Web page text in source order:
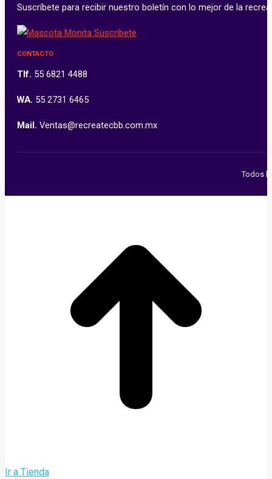
Suscríbete para recibir nuestro boletín con lo mejor de la
CONTACTO
Tlf. 55 6821 4488
WA. 55 2731 6465
Mail. Ventas@recreatecbb.com.mx
Todos
Ir a Tienda